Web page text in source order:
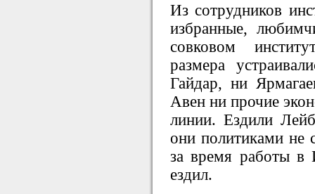
Из сотрудников
избранные,
совковом
размера
Гайдар, ни
Авен ни прочие
линии. Ездили
они политиками не
за время работы в
ездил.